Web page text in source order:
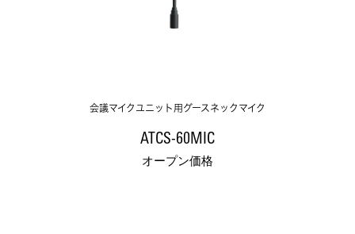
会議マイクユニット用グースネックマイク
ATCS-60MIC
オープン価格